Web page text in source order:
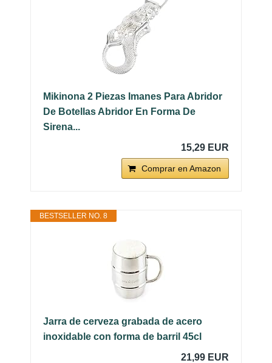
Mikinona 2 Piezas Imanes Para Abridor
De Botellas Abridor En Forma De
Sirena...
15,29 EUR
Comprar en Amazon
BESTSELLER NO. 8
Jarra de cerveza grabada de acero
inoxidable con forma de barril 45cl
21,99 EUR